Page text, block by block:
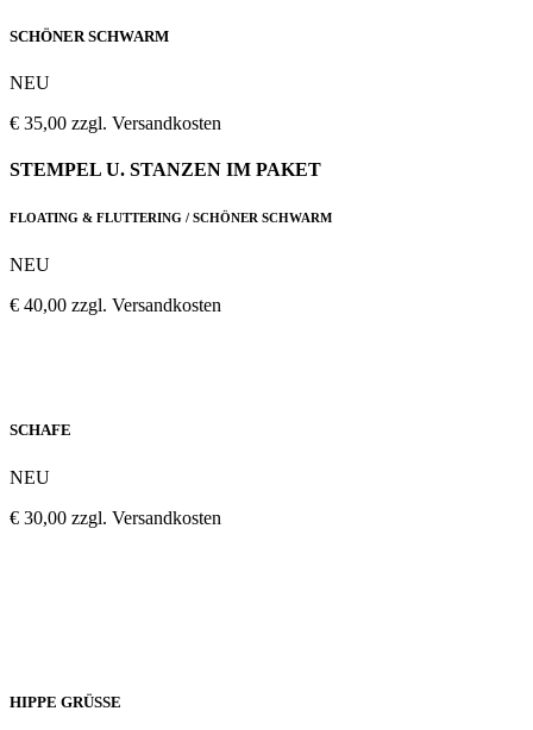
SCHÖNER SCHWARM
NEU
€ 35,00 zzgl. Versandkosten
STEMPEL U. STANZEN IM PAKET
FLOATING & FLUTTERING / SCHÖNER SCHWARM
NEU
€ 40,00 zzgl. Versandkosten
SCHAFE
NEU
€ 30,00 zzgl. Versandkosten
HIPPE GRÜSSE